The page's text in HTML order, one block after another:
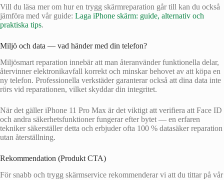
Vill du läsa mer om hur en trygg skärmreparation går till kan du också
jämföra med vår guide: Laga iPhone skärm: guide, alternativ och
praktiska tips.
Miljö och data — vad händer med din telefon?
Miljösmart reparation innebär att man återanvänder funktionella delar,
återvinner elektronikavfall korrekt och minskar behovet av att köpa en
ny telefon. Professionella verkstäder garanterar också att dina data inte
rörs vid reparationen, vilket skyddar din integritet.
När det gäller iPhone 11 Pro Max är det viktigt att verifiera att Face ID
och andra säkerhetsfunktioner fungerar efter bytet — en erfaren
tekniker säkerställer detta och erbjuder ofta 100 % datasäker reparation
utan återställning.
Rekommendation (Produkt CTA)
För snabb och trygg skärmservice rekommenderar vi att du tittar på vår